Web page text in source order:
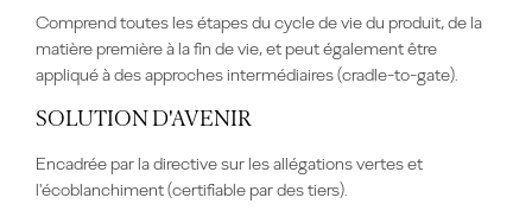
Comprend toutes les étapes du cycle de vie du produit, de la
matière première à la fin de vie, et peut également être
appliqué à des approches intermédiaires (cradle-to-gate).
SOLUTION D'AVENIR
Encadrée par la directive sur les allégations vertes et
l'écoblanchiment (certifiable par des tiers).